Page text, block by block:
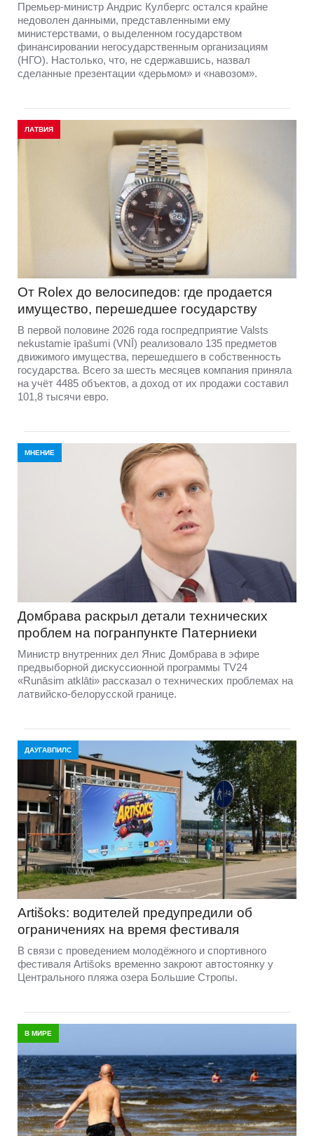
Премьер-министр Андрис Кулбергс остался крайне
недоволен данными, представленными ему
министерствами, о выделенном государством
финансировании негосударственным организациям
(НГО). Настолько, что, не сдержавшись, назвал
сделанные презентации «дерьмом» и «навозом».
ЛАТВИЯ
От Rolex до велосипедов: где продается
имущество, перешедшее государству
В первой половине 2026 года госпредприятие Valsts
nekustamie īpašumi (VNĪ) реализовало 135 предметов
движимого имущества, перешедшего в собственность
государства. Всего за шесть месяцев компания приняла
на учёт 4485 объектов, а доход от их продажи составил
101,8 тысячи евро.
МНЕНИЕ
Домбравa раскрыл детали технических
проблем на погранпункте Патерниеки
Министр внутренних дел Янис Домбрава в эфире
предвыборной дискуссионной программы TV24
«Runāsim atklāti» рассказал о технических проблемах на
латвийско-белорусской границе.
ДАУГАВПИЛС
Artišoks: водителей предупредили об
ограничениях на время фестиваля
В связи с проведением молодёжного и спортивного
фестиваля Artišoks временно закроют автостоянку у
Центрального пляжа озера Большие Стропы.
В МИРЕ